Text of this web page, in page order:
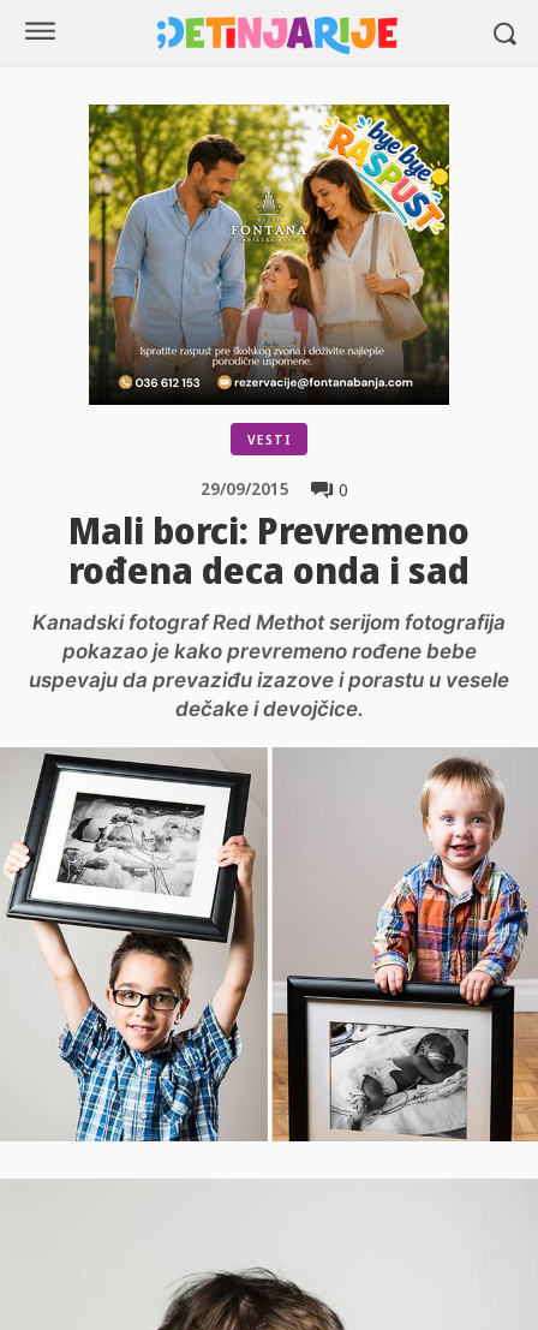
VESTI
0
29/09/2015
Mali borci: Prevremeno
rođena deca onda i sad
Kanadski fotograf Red Methot serijom fotografija
pokazao je kako prevremeno rođene bebe
uspevaju da prevaziđu izazove i porastu u vesele
dečake i devojčice.